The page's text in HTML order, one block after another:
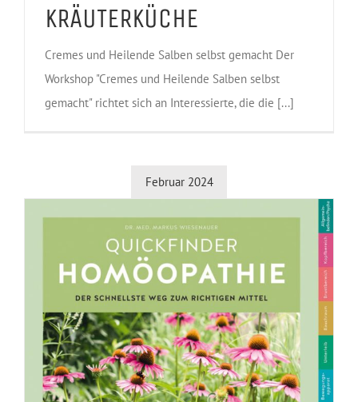
KRÄUTERKÜCHE
Cremes und Heilende Salben selbst gemacht Der
Workshop "Cremes und Heilende Salben selbst
gemacht" richtet sich an Interessierte, die die [...]
Februar 2024